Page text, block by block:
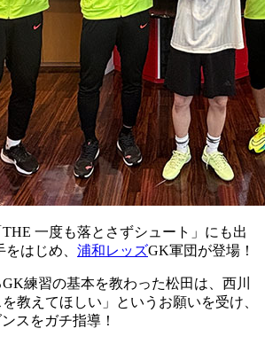
一度も落とさずシュート」にも出
をはじめ、 浦和レッズGK軍団が登場！
練習の基本を教わった松田は、西川
教えてほしい」というお願いを受け、
スをガチ指導！